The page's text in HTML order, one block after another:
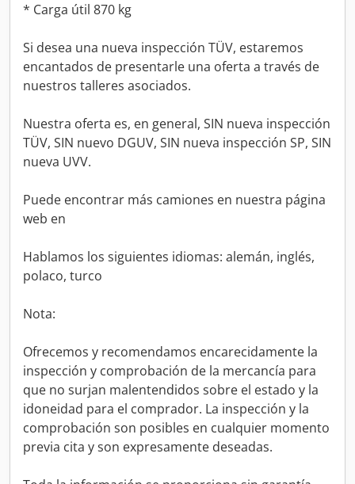
* Carga útil 870 kg
Si desea una nueva inspección TÜV, estaremos
encantados de presentarle una oferta a través de
nuestros talleres asociados.
Nuestra oferta es, en general, SIN nueva inspección
TÜV, SIN nuevo DGUV, SIN nueva inspección SP, SIN
nueva UVV.
Puede encontrar más camiones en nuestra página
web en
Hablamos los siguientes idiomas: alemán, inglés,
polaco, turco
Nota:
Ofrecemos y recomendamos encarecidamente la
inspección y comprobación de la mercancía para
que no surjan malentendidos sobre el estado y la
idoneidad para el comprador. La inspección y la
comprobación son posibles en cualquier momento
previa cita y son expresamente deseadas.